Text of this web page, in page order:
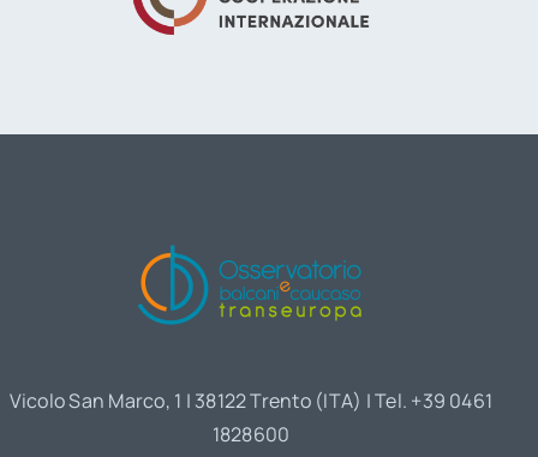
Vicolo San Marco, 1 | 38122 Trento (ITA) | Tel. +39 0461
1828600